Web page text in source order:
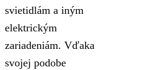
svietidlám a iným
elektrickým
zariadeniám. Vďaka
svojej podobe